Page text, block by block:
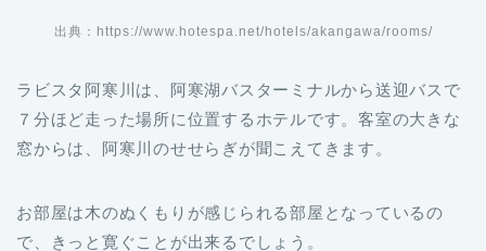
出典：https://www.hotespa.net/hotels/akangawa/rooms/
ラビスタ阿寒川は、阿寒湖バスターミナルから送迎バスで
７分ほど走った場所に位置するホテルです。客室の大きな
窓からは、阿寒川のせせらぎが聞こえてきます。
お部屋は木のぬくもりが感じられる部屋となっているの
で、きっと寛ぐことが出来るでしょう。